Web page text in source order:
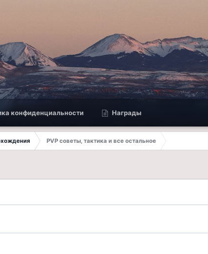
конфиденциальности Награды
PVP советы, тактика и все остальное